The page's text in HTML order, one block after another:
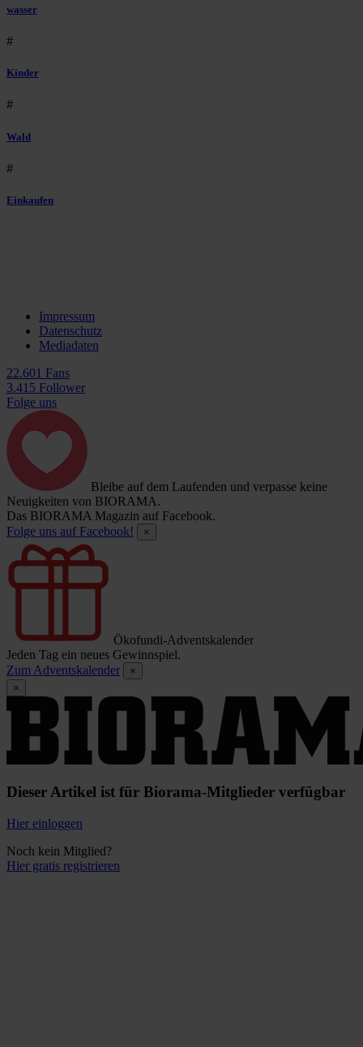
wasser
#
Kinder
#
Wald
#
Einkaufen
Impressum
Datenschutz
Mediadaten
22.601 Fans
3.415 Follower
Folge uns
Bleibe auf dem Laufenden und verpasse keine
Neuigkeiten von BIORAMA.
Das BIORAMA Magazin auf Facebook.
Folge uns auf Facebook!
×
Ökofundi-Adventskalender
Jeden Tag ein neues Gewinnspiel.
Zum Adventskalender
×
×
Dieser Artikel ist für Biorama-Mitglieder verfügbar
Hier einloggen
Noch kein Mitglied?
Hier gratis registrieren